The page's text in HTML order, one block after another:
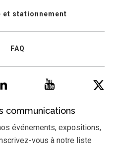
et stationnement
FAQ
communications
événements, expositions,
vous à notre liste